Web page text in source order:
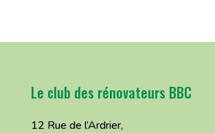
Le club des rénovateurs BBC
12 Rue de l’Ardrier,